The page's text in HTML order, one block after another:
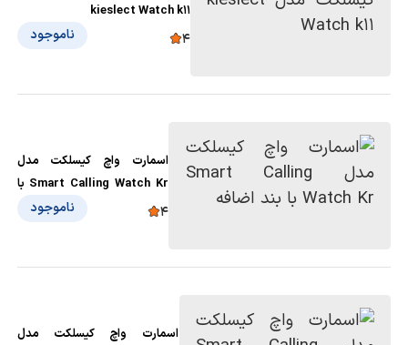
kieslect Watch k11
4 ناموجود
اسمارت واچ کیسلکت مدل
Smart Calling Watch Kr با
بند اضافه
4 ناموجود
اسمارت واچ کیسلکت مدل